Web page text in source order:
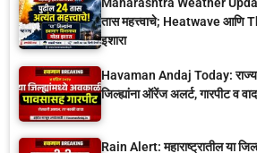
तास महत्त्वाचे; Heatwave आणि
इशारा
Havaman Andaj Today:
जिल्ह्यांना ऑरेंज अलर्ट, गारपीट व
Rain Alert: महाराष्ट्रातील या